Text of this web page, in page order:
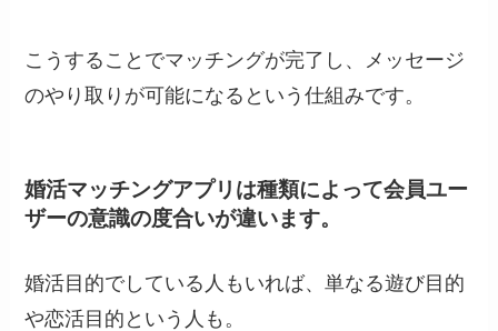
こうすることでマッチングが完了し、メッセージ
のやり取りが可能になるという仕組みです。
婚活マッチングアプリは種類によって会員ユー
ザーの意識の度合いが違います。
婚活目的でしている人もいれば、単なる遊び目的
や恋活目的という人も。